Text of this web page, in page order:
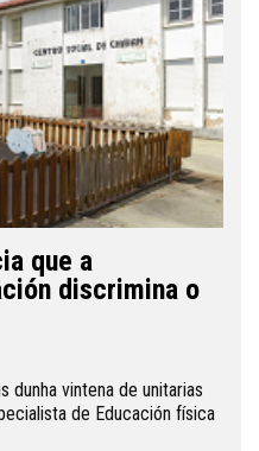
que a
discrimina o
dunha vintena de unitarias
de Educación física